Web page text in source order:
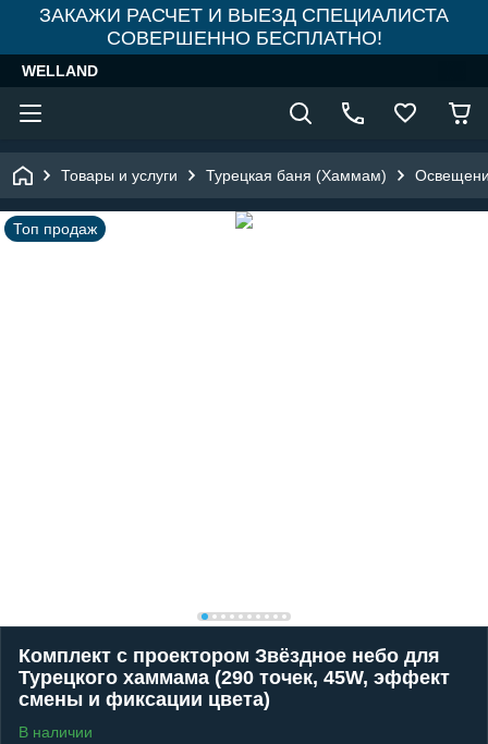
ЗАКАЖИ РАСЧЕТ И ВЫЕЗД СПЕЦИАЛИСТА
СОВЕРШЕННО БЕСПЛАТНО!
WELLAND
Товары и услуги Турецкая баня (Хаммам)
Топ продаж
Комплект с проектором Звёздное небо для
Турецкого хаммама (290 точек, 45W, эффект
смены и фиксации цвета)
В наличии